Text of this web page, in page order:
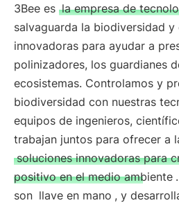
3Bee es la empresa de
salvaguarda la biodiversidad
innovadoras para ayudar a
polinizadores, los guardianes
ecosistemas. Controlamos y
biodiversidad con nuestras
equipos de ingenieros,
trabajan juntos para ofrecer a
soluciones innovadoras para
positivo en el medio ambiente
son llave en mano , y